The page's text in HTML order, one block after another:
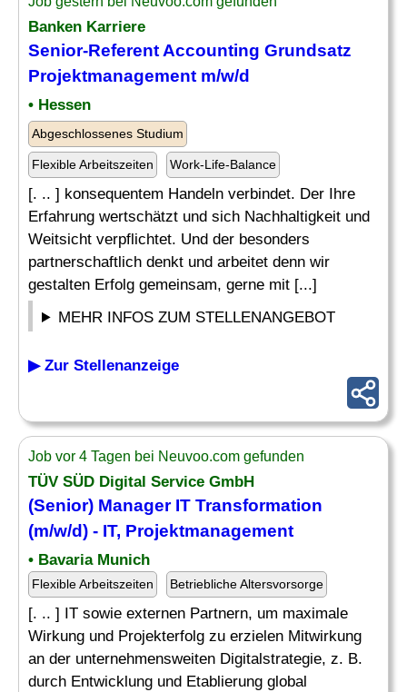
Banken Karriere
Senior-Referent Accounting Grundsatz
Projektmanagement m/w/d
• Hessen
Abgeschlossenes Studium
Flexible Arbeitszeiten Work-Life-Balance
[. .. ] konsequentem Handeln verbindet. Der Ihre
Erfahrung wertschätzt und sich Nachhaltigkeit und
Weitsicht verpflichtet. Und der besonders
partnerschaftlich denkt und arbeitet denn wir
gestalten Erfolg gemeinsam, gerne mit [...]
MEHR INFOS ZUM STELLENANGEBOT
▶ Zur Stellenanzeige
Job vor 4 Tagen bei Neuvoo.com gefunden
TÜV SÜD Digital Service GmbH
(Senior) Manager IT Transformation
(m/w/d) - IT, Projektmanagement
• Bavaria Munich
Flexible Arbeitszeiten Betriebliche Altersvorsorge
[. .. ] IT sowie externen Partnern, um maximale
Wirkung und Projekterfolg zu erzielen Mitwirkung
an der unternehmensweiten Digitalstrategie, z. B.
durch Entwicklung und Etablierung global